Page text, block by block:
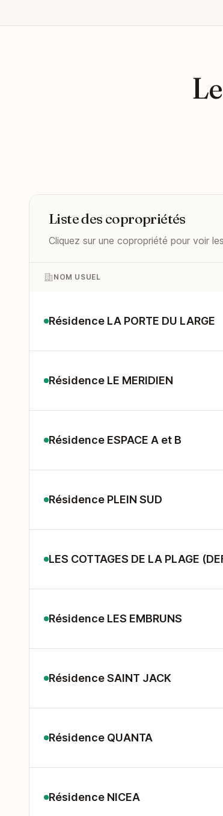
Liste des copropriétés
Cliquez sur une copropriété pour voir
NOM USUEL
Résidence LA PORTE DU LARGE
Résidence LE MERIDIEN
Résidence ESPACE A et B
Résidence PLEIN SUD
LES COTTAGES DE LA PLAGE
Résidence LES EMBRUNS
Résidence SAINT JACK
Résidence QUANTA
Résidence NICEA